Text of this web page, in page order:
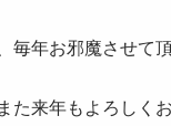
毎年お邪魔させて
た来年もよろしく